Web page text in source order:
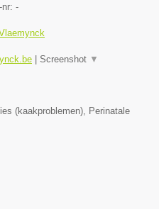
nr: -
| Screenshot ▼
(kaakproblemen), Perinatale